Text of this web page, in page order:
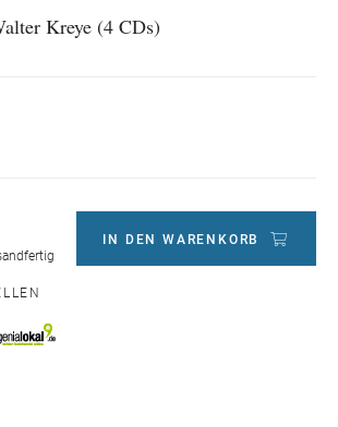
Kreye (4 CDs)
IN DEN WARENKORB